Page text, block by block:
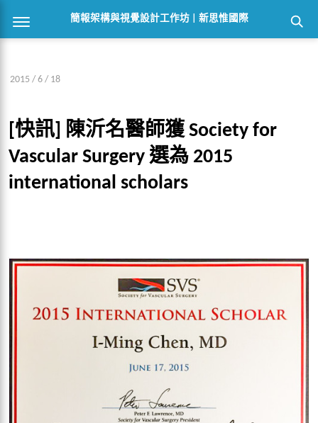
簡報架構與視覺設計工作坊 | 新思惟國際
2015 / 6 / 18
[快訊] 陳沂名醫師獲 Society for
Vascular Surgery 選為 2015
international scholars